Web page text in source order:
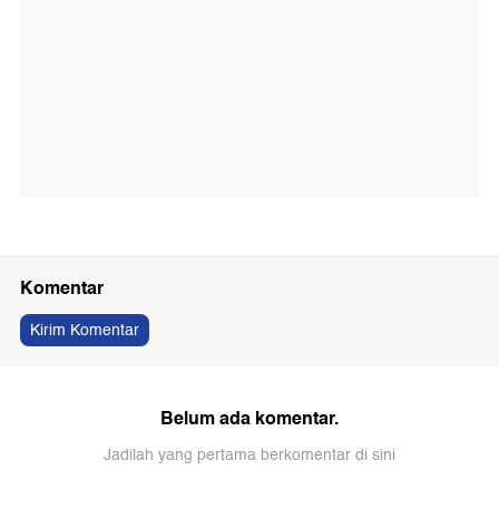
Komentar
Kirim Komentar
Belum ada komentar.
Jadilah yang pertama berkomentar di sini